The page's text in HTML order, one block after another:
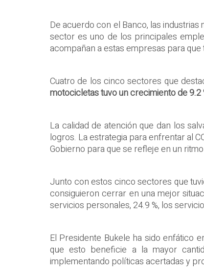
De acuerdo con el Banco, las
sector es uno de los principales
acompañan a estas empresas para
Cuatro de los cinco sectores que
motocicletas tuvo un crecimiento de 9.2
La calidad de atención que dan los
logros. La estrategia para enfrentar al
Gobierno para que se refleje en un
Junto con estos cinco sectores que
consiguieron cerrar en una mejor
servicios personales, 24.9 %, los
El Presidente Bukele ha sido enfático
que esto beneficie a la mayor
implementando políticas acertadas y